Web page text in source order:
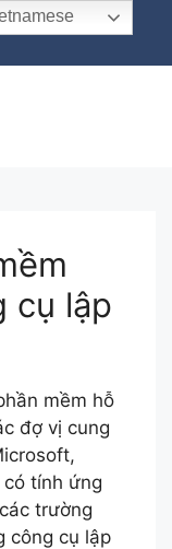
cụ lập
mềm hỗ
đợ vị cung
tính ứng
trường
công cụ lập